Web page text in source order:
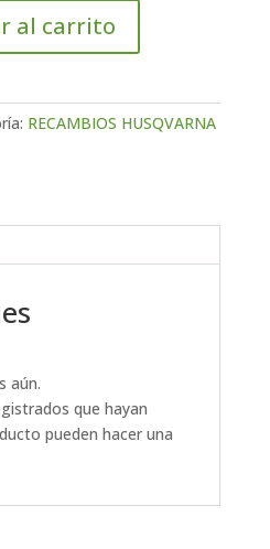
al carrito
RECAMBIOS HUSQVARNA
aún.
que hayan
pueden hacer una